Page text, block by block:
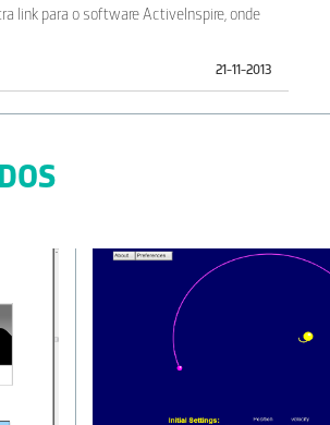
link para o software ActiveInspire, onde
21-11-2013